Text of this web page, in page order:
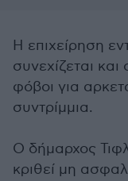
Η επιχείρηση
συνεχίζεται
φόβοι για
συντρίμμια.
Ο δήμαρχος
κριθεί μη